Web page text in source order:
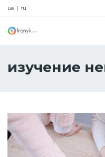
ua | ru
изучение